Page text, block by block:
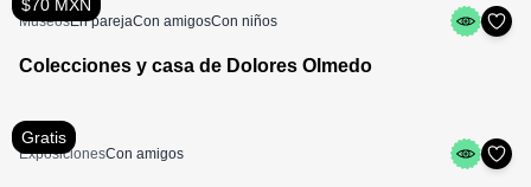
$70 MXN
MuseosEn parejaCon amigosCon niños
Colecciones y casa de Dolores Olmedo
Gratis
ExposicionesCon amigos